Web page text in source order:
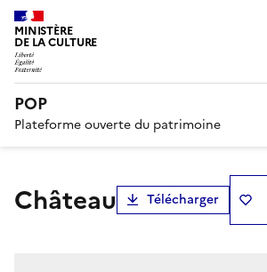
MINISTÈRE
DE LA CULTURE
POP
Plateforme ouverte du patrimoine
Château Télécharger